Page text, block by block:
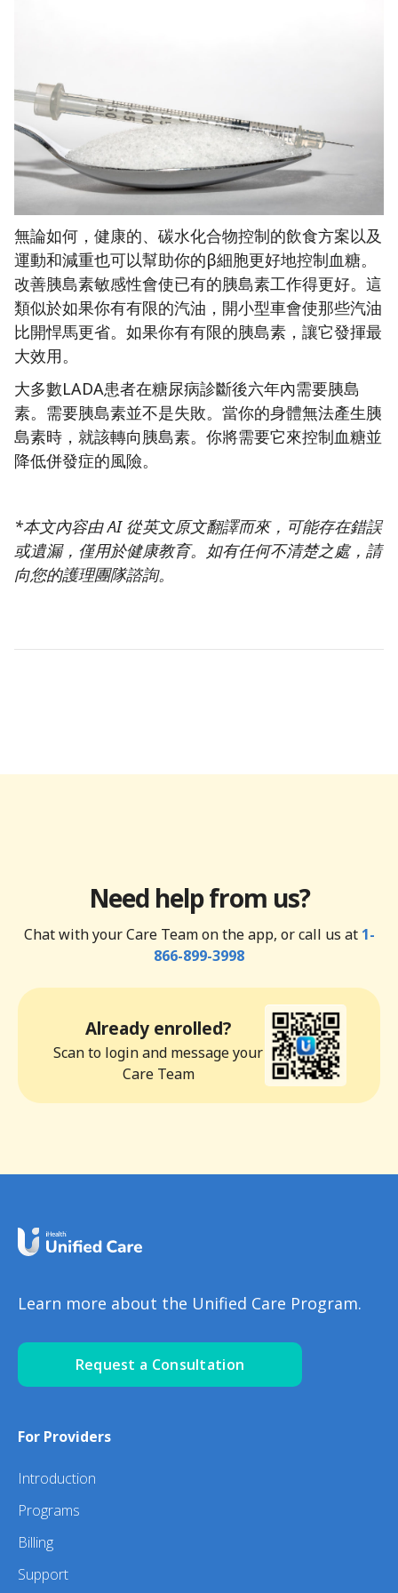
無論如何，健康的、碳水化合物控制的飲食方案以及
運動和減重也可以幫助你的β細胞更好地控制血糖。
改善胰島素敏感性會使已有的胰島素工作得更好。這
類似於如果你有有限的汽油，開小型車會使那些汽油
比開悍馬更省。如果你有有限的胰島素，讓它發揮最
大效用。
大多數LADA患者在糖尿病診斷後六年內需要胰島
素。需要胰島素並不是失敗。當你的身體無法產生胰
島素時，就該轉向胰島素。你將需要它來控制血糖並
降低併發症的風險。
*本文內容由 AI 從英文原文翻譯而來，可能存在錯誤
或遺漏，僅用於健康教育。如有任何不清楚之處，請
向您的護理團隊諮詢。
Need help from us?
Chat with your Care Team on the app, or call us at 1-
866-899-3998
Already enrolled?
Scan to login and message your
Care Team
Learn more about the Unified Care Program.
Request a Consultation
For Providers
Introduction
Programs
Billing
Support